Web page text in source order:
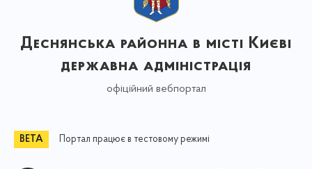
Деснянська районна в місті Києві
державна адміністрація
офіційний вебпортал
Портал працює в тестовому режимі